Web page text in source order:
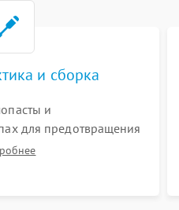
и сборка
и
для предотвращения
кабелей,